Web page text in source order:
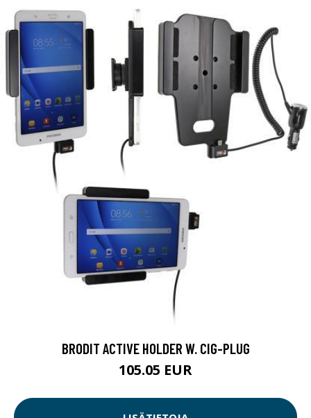
BRODIT ACTIVE HOLDER W. CIG-PLUG
105.05 EUR